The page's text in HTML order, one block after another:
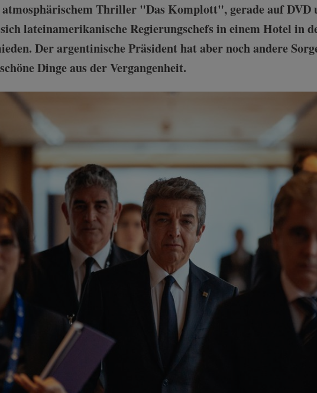
Thriller "Das Komplott", gerade auf DVD
lateinamerikanische Regierungschefs in einem Hotel in
Der argentinische Präsident hat aber noch andere
Dinge aus der Vergangenheit.